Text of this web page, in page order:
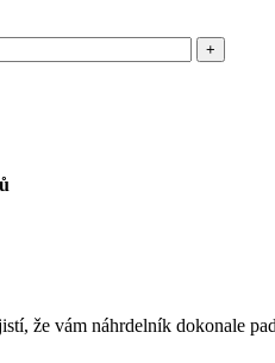
že vám náhrdelník dokonale